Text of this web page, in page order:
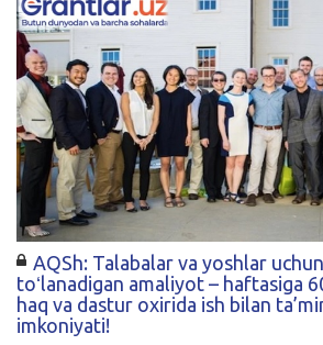
AQSh: Talabalar va yoshlar
toʻlanadigan amaliyot – haftasiga
haq va dastur oxirida ish bilan
imkoniyati!